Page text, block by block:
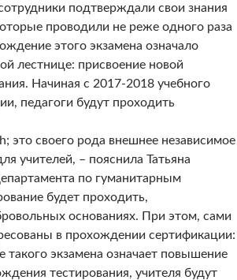
подтверждали свои знания
проводили не реже одного раза
этого экзамена означало
лестнице: присвоение новой
Начиная с 2017-2018 учебного
педагоги будут проходить
это своего рода внешнее независимое
учителей, – пояснила Татьяна
по гуманитарным
будет проходить,
основаниях. При этом, сами
в прохождении сертификации:
экзамена означает повышение
тестирования, учителя будут